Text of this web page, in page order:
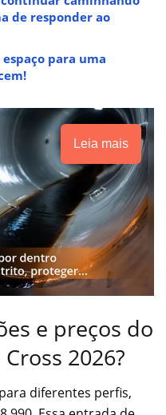
de responder ao
para uma
Leia mais
e preços do
2026?
diferentes perfis,